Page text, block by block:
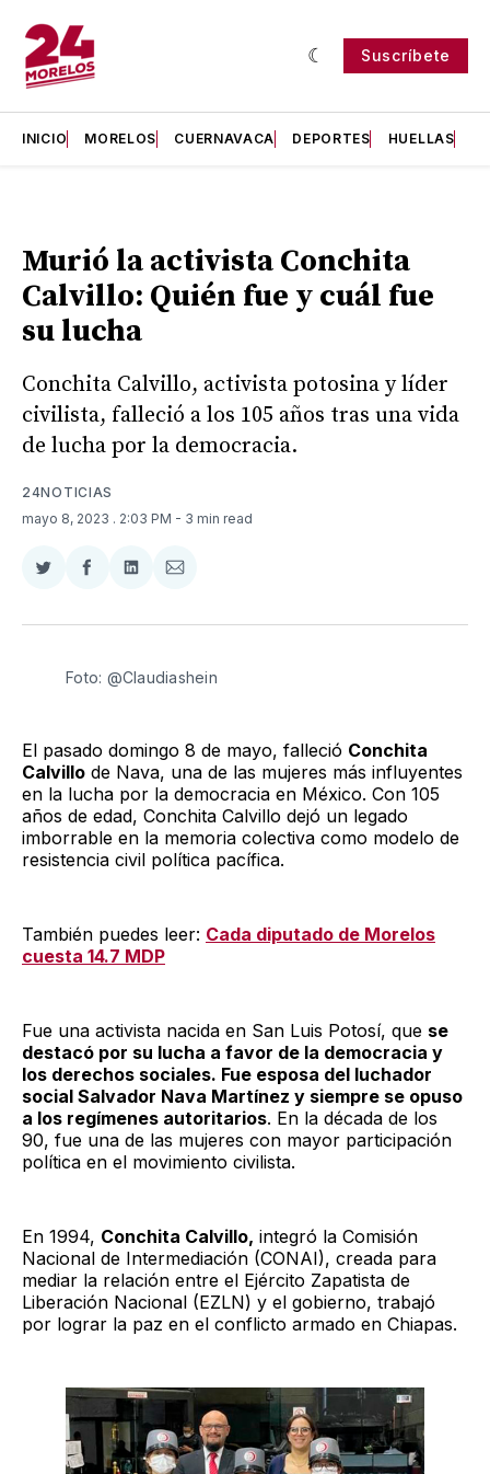
Suscríbete
INICIO MORELOS CUERNAVACA DEPORTES HUELLAS
Murió la activista Conchita
Calvillo: Quién fue y cuál fue
su lucha
Conchita Calvillo, activista potosina y líder
civilista, falleció a los 105 años tras una vida
de lucha por la democracia.
24NOTICIAS
mayo 8, 2023 . 2:03 PM - 3 min read
Compartir
Twitter
Compartir
Facebook
Compartir
LinkedIn
Compartir
Email
Foto: @Claudiashein
El pasado domingo 8 de mayo, falleció Conchita
Calvillo de Nava, una de las mujeres más influyentes
en la lucha por la democracia en México. Con 105
años de edad, Conchita Calvillo dejó un legado
imborrable en la memoria colectiva como modelo de
resistencia civil política pacífica.
También puedes leer: Cada diputado de Morelos
cuesta 14.7 MDP
Fue una activista nacida en San Luis Potosí, que se
destacó por su lucha a favor de la democracia y
los derechos sociales. Fue esposa del luchador
social Salvador Nava Martínez y siempre se opuso
a los regímenes autoritarios. En la década de los
90, fue una de las mujeres con mayor participación
política en el movimiento civilista.
En 1994, Conchita Calvillo, integró la Comisión
Nacional de Intermediación (CONAI), creada para
mediar la relación entre el Ejército Zapatista de
Liberación Nacional (EZLN) y el gobierno, trabajó
por lograr la paz en el conflicto armado en Chiapas.